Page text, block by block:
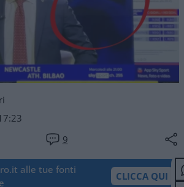
9
alle tue fonti
CLICCA QUI